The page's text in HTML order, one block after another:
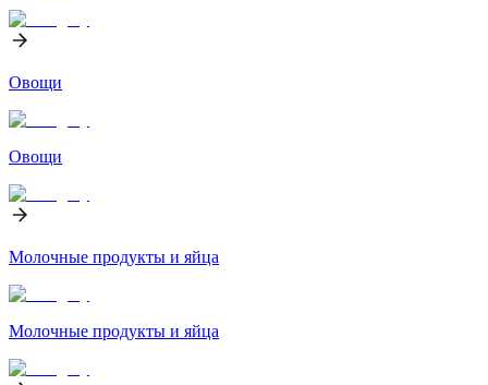
Овощи
Овощи
Молочные продукты и яйца
Молочные продукты и яйца